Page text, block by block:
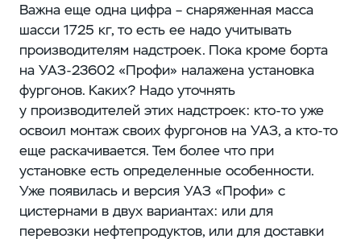
Важна еще одна цифра – ​снаряженная масса
шасси 1725 кг, то есть ее надо учитывать
производителям надстроек. Пока кроме борта
на УАЗ‑23602 «Профи» налажена установка
фургонов. Каких? Надо уточнять
у производителей этих надстроек: кто-то уже
освоил монтаж своих фургонов на УАЗ, а кто-то
еще раскачивается. Тем более что при
установке есть определенные особенности.
Уже появилась и версия УАЗ «Профи» с
цистернами в двух вариантах: или для
перевозки нефтепродуктов, или для доставки